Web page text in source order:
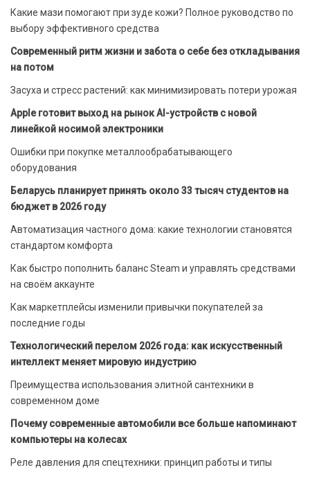
Какие мази помогают при зуде кожи? Полное руководство по
выбору эффективного средства
Современный ритм жизни и забота о себе без откладывания
на потом
Засуха и стресс растений: как минимизировать потери урожая
Apple готовит выход на рынок AI-устройств с новой
линейкой носимой электроники
Ошибки при покупке металлообрабатывающего
оборудования
Беларусь планирует принять около 33 тысяч студентов на
бюджет в 2026 году
Автоматизация частного дома: какие технологии становятся
стандартом комфорта
Как быстро пополнить баланс Steam и управлять средствами
на своём аккаунте
Как маркетплейсы изменили привычки покупателей за
последние годы
Технологический перелом 2026 года: как искусственный
интеллект меняет мировую индустрию
Преимущества использования элитной сантехники в
современном доме
Почему современные автомобили все больше напоминают
компьютеры на колесах
Реле давления для спецтехники: принцип работы и типы